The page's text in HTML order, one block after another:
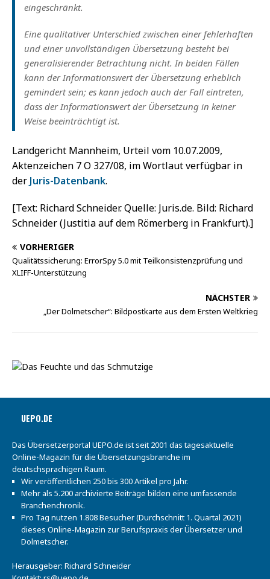
eingeschränkt.
Eine qualitativer Unterschied zwischen einer fehlerhaften
und einer unvollständigen Übersetzung besteht bei
generalisierender Betrachtung nicht. In beiden Fällen
kann der Informationswert der Übersetzung erheblich
gemindert sein; es kann jedoch auch der Fall eintreten,
dass der Informationswert der Übersetzung in keiner
Weise beeinträchtigt ist.
Landgericht Mannheim, Urteil vom 10.07.2009,
Aktenzeichen 7 O 327/08, im Wortlaut verfügbar in
der Juris-Datenbank.
[Text: Richard Schneider. Quelle: Juris.de. Bild: Richard
Schneider (Justitia auf dem Römerberg in Frankfurt).]
VORHERIGER
Qualitätssicherung: ErrorSpy 5.0 mit Teilkonsistenzprüfung und
XLIFF-Unterstützung
NÄCHSTER
„Der Dolmetscher“: Bildpostkarte aus dem Ersten Weltkrieg
UEPO.DE
Das Übersetzerportal UEPO.de ist seit 2001 das tagesaktuelle
Online-Magazin für die Übersetzungsbranche im
deutschsprachigen Raum.
Wir veröffentlichen 250 bis 300 Artikel pro Jahr.
Mehr als 5.200 archivierte Beiträge bilden eine umfassende
Branchenchronik.
Pro Tag nutzen 1.808 Besucher (Durchschnitt 1. Quartal 2021)
dieses Online-Magazin zur Berufspraxis der Übersetzer und
Dolmetscher.
Herausgeber: Richard Schneider